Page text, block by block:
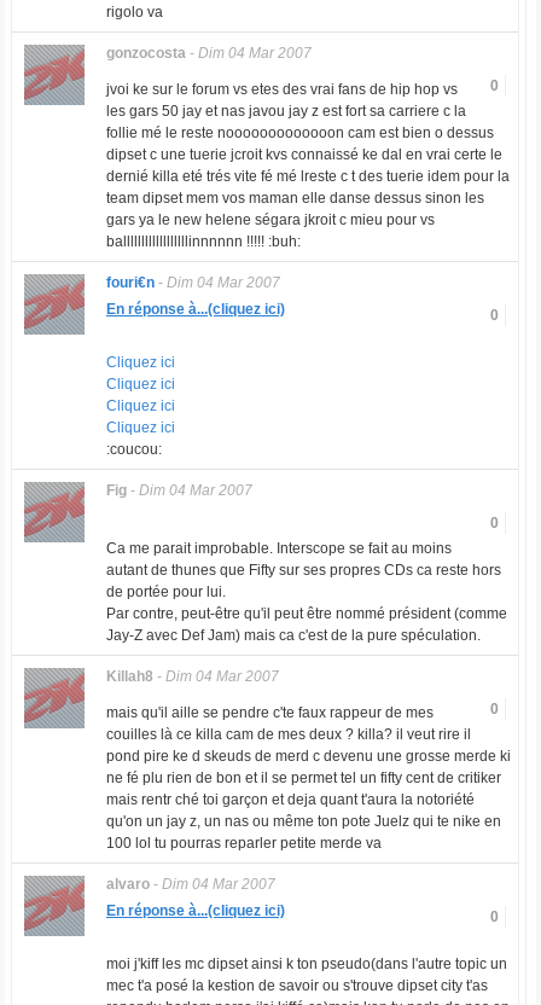
rigolo va
gonzocosta- Dim 04 Mar 2007
0
jvoi ke sur le forum vs etes des vrai fans de hip hop vs
les gars 50 jay et nas javou jay z est fort sa carriere c la
follie mé le reste nooooooooooooon cam est bien o dessus
dipset c une tuerie jcroit kvs connaissé ke dal en vrai certe le
dernié killa eté trés vite fé mé lreste c t des tuerie idem pour la
team dipset mem vos maman elle danse dessus sinon les
gars ya le new helene ségara jkroit c mieu pour vs
ballllllllllllllllllinnnnnn !!!!! :buh:
fouri€n- Dim 04 Mar 2007
0
En réponse à...(cliquez ici)
Cliquez ici
Cliquez ici
Cliquez ici
Cliquez ici
:coucou:
Fig- Dim 04 Mar 2007
0
Ca me parait improbable. Interscope se fait au moins
autant de thunes que Fifty sur ses propres CDs ca reste hors
de portée pour lui.
Par contre, peut-être qu'il peut être nommé président (comme
Jay-Z avec Def Jam) mais ca c'est de la pure spéculation.
Killah8 - Dim 04 Mar 2007
0
mais qu'il aille se pendre c'te faux rappeur de mes
couilles là ce killa cam de mes deux ? killa? il veut rire il
pond pire ke d skeuds de merd c devenu une grosse merde ki
ne fé plu rien de bon et il se permet tel un fifty cent de critiker
mais rentr ché toi garçon et deja quant t'aura la notoriété
qu'on un jay z, un nas ou même ton pote Juelz qui te nike en
100 lol tu pourras reparler petite merde va
alvaro- Dim 04 Mar 2007
0
En réponse à...(cliquez ici)
moi j'kiff les mc dipset ainsi k ton pseudo(dans l'autre topic un
mec t'a posé la kestion de savoir ou s'trouve dipset city t'as